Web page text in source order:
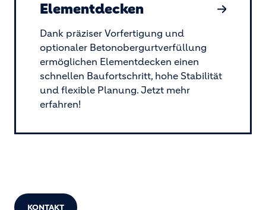
Elementdecken
Dank präziser Vorfertigung und
optionaler Betonobergurtverfüllung
ermöglichen Elementdecken einen
schnellen Baufortschritt, hohe Stabilität
und flexible Planung. Jetzt mehr
erfahren!
KONTAKT